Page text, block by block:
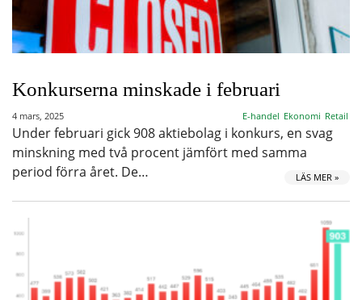
Konkurserna minskade i februari
4 mars, 2025 E-handel Ekonomi Retail
Under februari gick 908 aktiebolag i konkurs, en svag
minskning med två procent jämfört med samma
period förra året. De…
LÄS MER »